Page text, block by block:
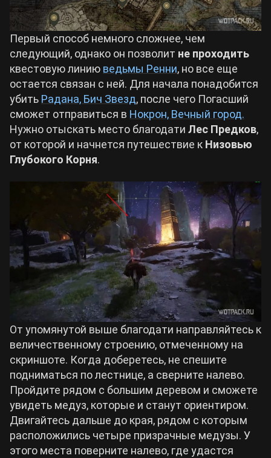
Первый способ немного сложнее, чем
следующий, однако он позволит не проходить
квестовую линию ведьмы Ренни, но все еще
остается связан с ней. Для начала понадобится
убить Радана, Бич Звезд, после чего Погасший
сможет отправиться в Нокрон, Вечный город.
Нужно отыскать место благодати Лес Предков,
от которой и начнется путешествие к Низовью
Глубокого Корня.
От упомянутой выше благодати направляйтесь к
величественному строению, отмеченному на
скриншоте. Когда доберетесь, не спешите
подниматься по лестнице, а сверните налево.
Пройдите рядом с большим деревом и сможете
увидеть медуз, которые и станут ориентиром.
Двигайтесь дальше до края, рядом с которым
расположились четыре призрачные медузы. У
этого места поверните налево, где удастся